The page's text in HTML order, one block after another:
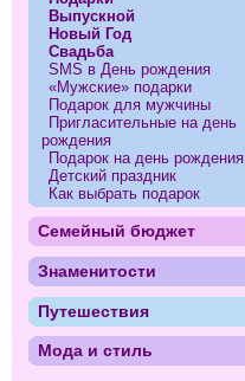
Выпускной
Новый Год
Свадьба
SMS в День рождения
«Мужские» подарки
Подарок для мужчины
Пригласительные на день
рождения
Подарок на день рождения
Детский праздник
Как выбрать подарок
Семейный бюджет
Знаменитости
Путешествия
Мода и стиль